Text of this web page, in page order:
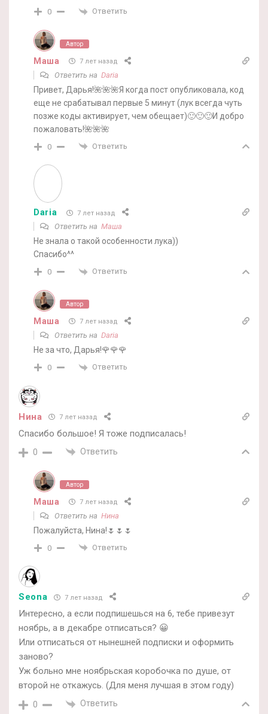
0 Ответить
Автор
Маша 7 лет назад
Ответить на Daria
Привет, Дарья!🌺🌺🌺Я когда пост опубликовала, код
еще не срабатывал первые 5 минут (лук всегда чуть
позже коды активирует, чем обещает)🙂🙂🙂И добро
пожаловать!🌺🌺🌺
0 Ответить
Daria 7 лет назад
Ответить на Маша
Не знала о такой особенности лука))
Спасибо^^
0 Ответить
Автор
Маша 7 лет назад
Ответить на Daria
Не за что, Дарья!🌹🌹🌹
0 Ответить
Нина 7 лет назад
Спасибо большое! Я тоже подписалась!
0 Ответить
Автор
Маша 7 лет назад
Ответить на Нина
Пожалуйста, Нина!🌷🌷🌷
0 Ответить
Seona 7 лет назад
Интересно, а если подпишешься на 6, тебе привезут
ноябрь, а в декабре отписаться? 😀
Или отписаться от нынешней подписки и оформить
заново?
Уж больно мне ноябрьская коробочка по душе, от
второй не откажусь. (Для меня лучшая в этом году)
0 Ответить